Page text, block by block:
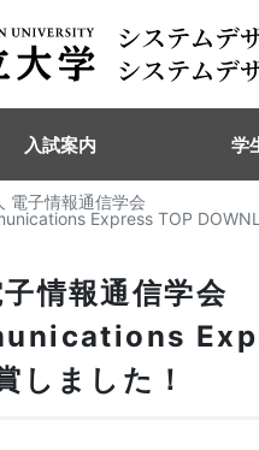
入試案内 学
電子情報通信学会
Express TOP
情報通信学会
しました！